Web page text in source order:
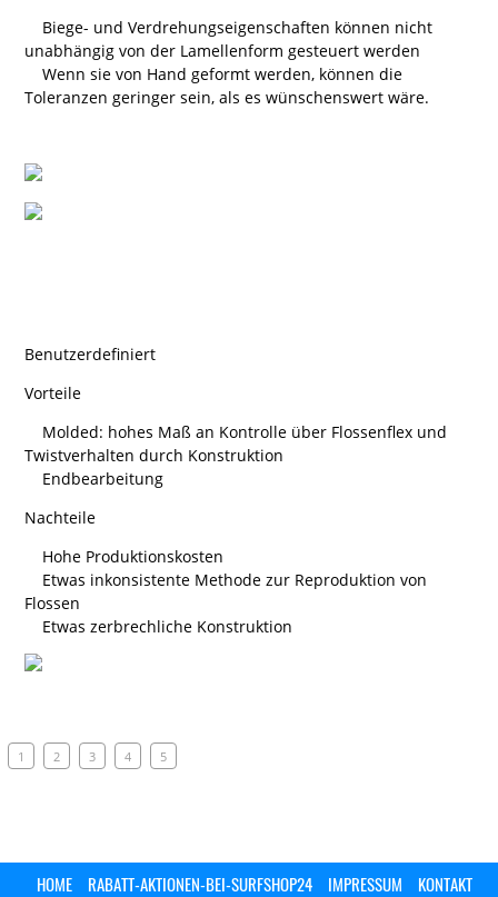
Biege- und Verdrehungseigenschaften können nicht
unabhängig von der Lamellenform gesteuert werden
Wenn sie von Hand geformt werden, können die
Toleranzen geringer sein, als es wünschenswert wäre.
Benutzerdefiniert
Vorteile
Molded: hohes Maß an Kontrolle über Flossenflex und
Twistverhalten durch Konstruktion
Endbearbeitung
Nachteile
Hohe Produktionskosten
Etwas inkonsistente Methode zur Reproduktion von
Flossen
Etwas zerbrechliche Konstruktion
1 2 3 4 5
HOME RABATT-AKTIONEN-BEI-SURFSHOP24 IMPRESSUM
KONTAKT